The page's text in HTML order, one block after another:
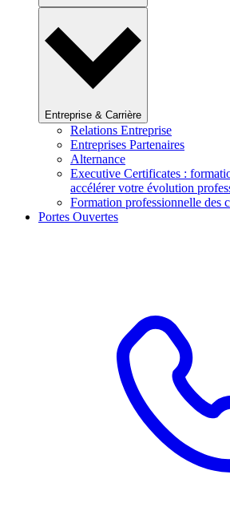
Entreprise & Carrière
Relations Entreprise
Entreprises Partenaires
Alternance
Executive Certificates :
accélérer votre évolution
Formation professionnelle des
Portes Ouvertes